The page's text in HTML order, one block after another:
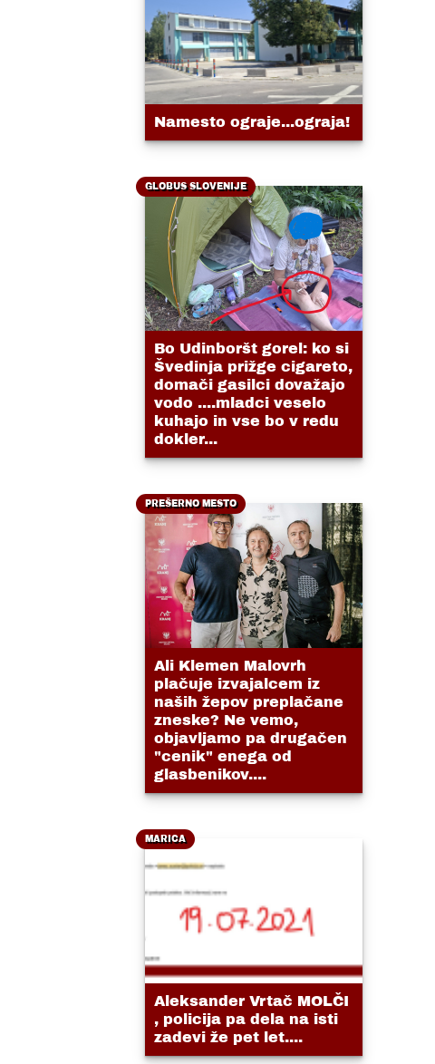
Namesto ograje...ograja!
GLOBUS SLOVENIJE
Bo Udinboršt gorel: ko si
Švedinja prižge cigareto,
domači gasilci dovažajo
vodo ....mladci veselo
kuhajo in vse bo v redu
dokler...
PREŠERNO MESTO
Ali Klemen Malovrh
plačuje izvajalcem iz
naših žepov preplačane
zneske? Ne vemo,
objavljamo pa drugačen
"cenik" enega od
glasbenikov....
MARICA
Aleksander Vrtač MOLČI
, policija pa dela na isti
zadevi že pet let....